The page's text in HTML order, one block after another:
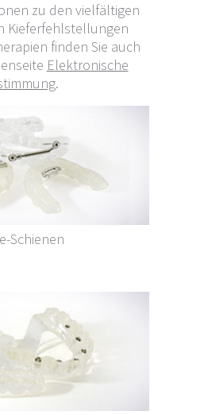
zu den vielfältigen
Kieferfehlstellungen
finden Sie auch
Elektronische
.
Schienen